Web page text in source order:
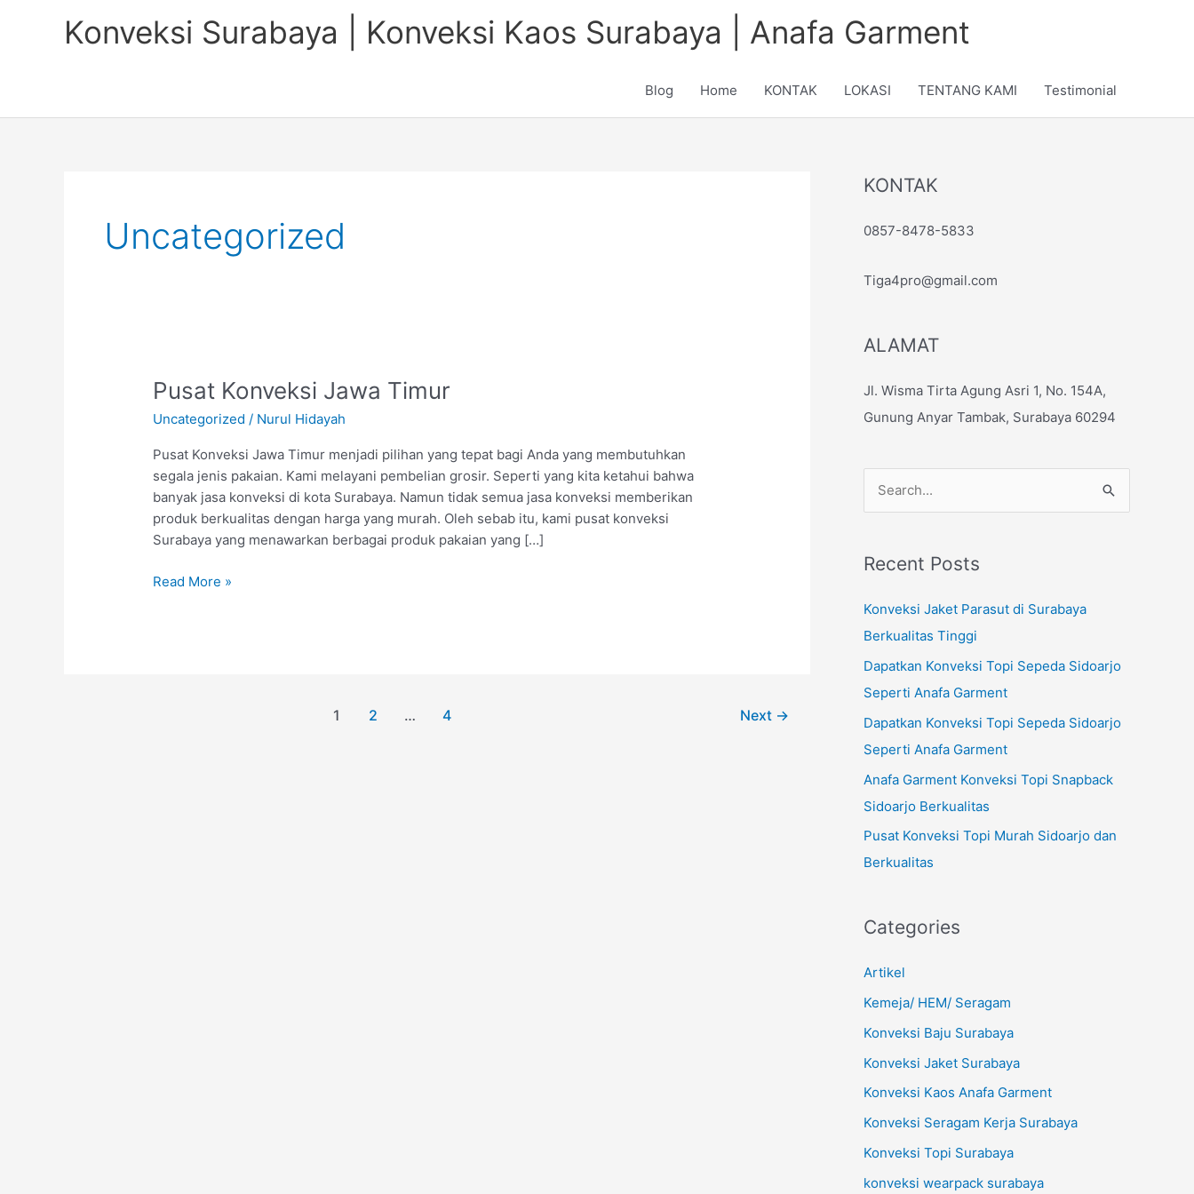
Konveksi Surabaya | Konveksi Kaos Surabaya | Anafa Garment
Blog Home KONTAK LOKASI TENTANG KAMI Testimonial
Uncategorized
Pusat Konveksi Jawa Timur
Uncategorized / Nurul Hidayah
Pusat Konveksi Jawa Timur menjadi pilihan yang tepat bagi Anda yang membutuhkan
segala jenis pakaian. Kami melayani pembelian grosir. Seperti yang kita ketahui bahwa
banyak jasa konveksi di kota Surabaya. Namun tidak semua jasa konveksi memberikan
produk berkualitas dengan harga yang murah. Oleh sebab itu, kami pusat konveksi
Surabaya yang menawarkan berbagai produk pakaian yang […]
Pusat
Jawa
Timur
Read More »
1 2 … 4 Next →
KONTAK
0857-8478-5833
Tiga4pro@gmail.com
ALAMAT
Jl. Wisma Tirta Agung Asri 1, No. 154A,
Gunung Anyar Tambak, Surabaya 60294
r
c
h
Recent Posts
Konveksi Jaket Parasut di Surabaya
Berkualitas Tinggi
Dapatkan Konveksi Topi Sepeda Sidoarjo
Seperti Anafa Garment
Dapatkan Konveksi Topi Sepeda Sidoarjo
Seperti Anafa Garment
Anafa Garment Konveksi Topi Snapback
Sidoarjo Berkualitas
Pusat Konveksi Topi Murah Sidoarjo dan
Berkualitas
Categories
Artikel
Kemeja/ HEM/ Seragam
Konveksi Baju Surabaya
Konveksi Jaket Surabaya
Konveksi Kaos Anafa Garment
Konveksi Seragam Kerja Surabaya
Konveksi Topi Surabaya
konveksi wearpack surabaya